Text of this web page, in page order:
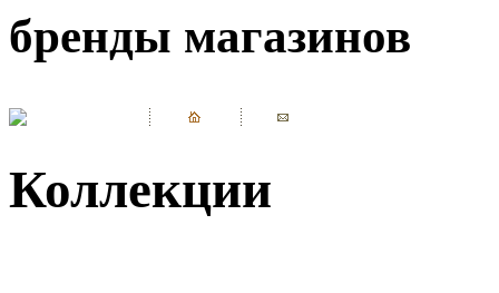
бренды магазинов
Коллекции